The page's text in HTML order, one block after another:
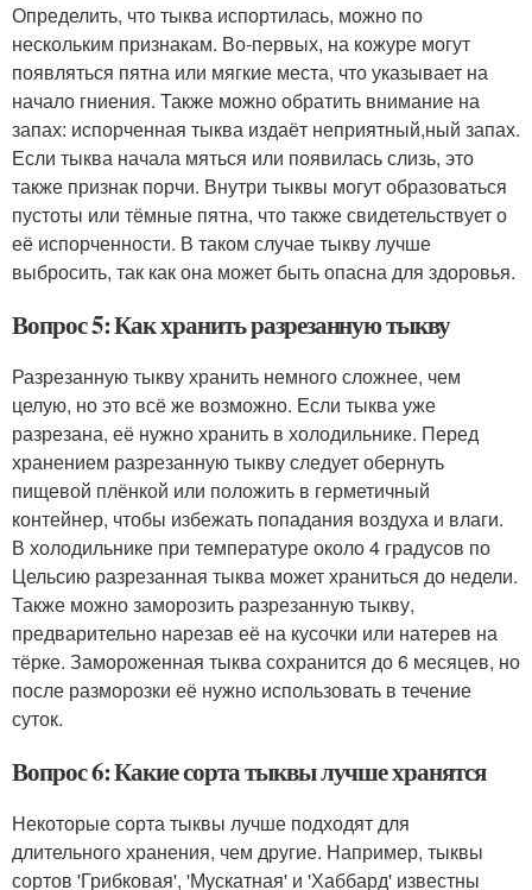
Определить, что тыква испортилась, можно по
нескольким признакам. Во-первых, на кожуре могут
появляться пятна или мягкие места, что указывает на
начало гниения. Также можно обратить внимание на
запах: испорченная тыква издаёт неприятный,ный запах.
Если тыква начала мяться или появилась слизь, это
также признак порчи. Внутри тыквы могут образоваться
пустоты или тёмные пятна, что также свидетельствует о
её испорченности. В таком случае тыкву лучше
выбросить, так как она может быть опасна для здоровья.
Вопрос 5: Как хранить разрезанную тыкву
Разрезанную тыкву хранить немного сложнее, чем
целую, но это всё же возможно. Если тыква уже
разрезана, её нужно хранить в холодильнике. Перед
хранением разрезанную тыкву следует обернуть
пищевой плёнкой или положить в герметичный
контейнер, чтобы избежать попадания воздуха и влаги.
В холодильнике при температуре около 4 градусов по
Цельсию разрезанная тыква может храниться до недели.
Также можно заморозить разрезанную тыкву,
предварительно нарезав её на кусочки или натерев на
тёрке. Замороженная тыква сохранится до 6 месяцев, но
после разморозки её нужно использовать в течение
суток.
Вопрос 6: Какие сорта тыквы лучше хранятся
Некоторые сорта тыквы лучше подходят для
длительного хранения, чем другие. Например, тыквы
сортов 'Грибковая', 'Мускатная' и 'Хаббард' известны